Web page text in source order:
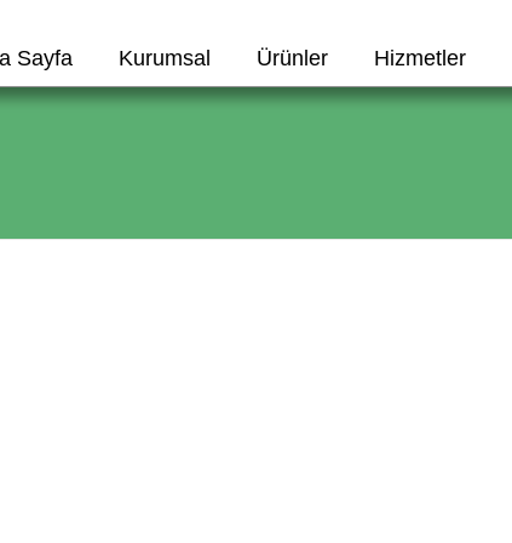
Sayfa Kurumsal Ürünler Hizmetler